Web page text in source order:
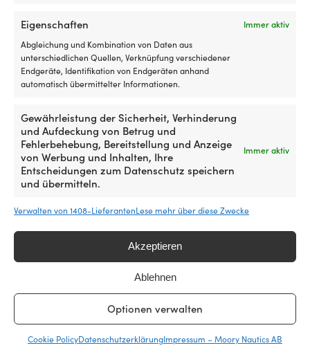
Eigenschaften
Immer aktiv
Abgleichung und Kombination von Daten aus
unterschiedlichen Quellen, Verknüpfung verschiedener
Endgeräte, Identifikation von Endgeräten anhand
automatisch übermittelter Informationen.
Gewährleistung der Sicherheit, Verhinderung
und Aufdeckung von Betrug und
Fehlerbehebung, Bereitstellung und Anzeige
von Werbung und Inhalten, Ihre
Entscheidungen zum Datenschutz speichern
und übermitteln.
Immer aktiv
Verwalten von 1408-LieferantenLese mehr über diese Zwecke
Akzeptieren
Ablehnen
Optionen verwalten
Cookie PolicyDatenschutzerklärungImpressum – Moory Nautics AB
MwSt. inkl.
war:
ist:
Bleiankerleine mit rostfreier
Kausche Robline Bonifacio
Winch, geflochtenes Polyester,
Ø16 mm, 50 Meter (Blei über
die gesamte Länge – für
649,99
Bleiankerleine mit rostfreier
Kausche Liros Handy-Anchor,
geflochtenes Polyester, Ø14
mm x 50 Meter, weiß/blau
UVP489,99€
489,99 €
449,99€
Preis
MwSt. inkl.
VERFÜGBAR BEI
NACHBESTELLUNG